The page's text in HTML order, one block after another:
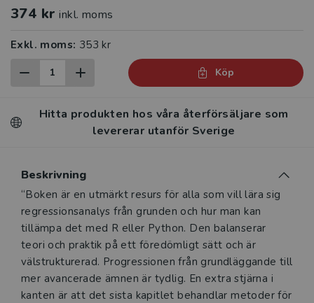
374 kr inkl. moms
Exkl. moms: 353 kr
Köp
Hitta produkten hos våra återförsäljare som
levererar utanför Sverige
Beskrivning
Beskrivning
“Boken är en utmärkt resurs för alla som vill lära sig
regressionsanalys från grunden och hur man kan
tillämpa det med R eller Python. Den balanserar
teori och praktik på ett föredömligt sätt och är
välstrukturerad. Progressionen från grundläggande till
mer avancerade ämnen är tydlig. En extra stjärna i
kanten är att det sista kapitlet behandlar metoder för